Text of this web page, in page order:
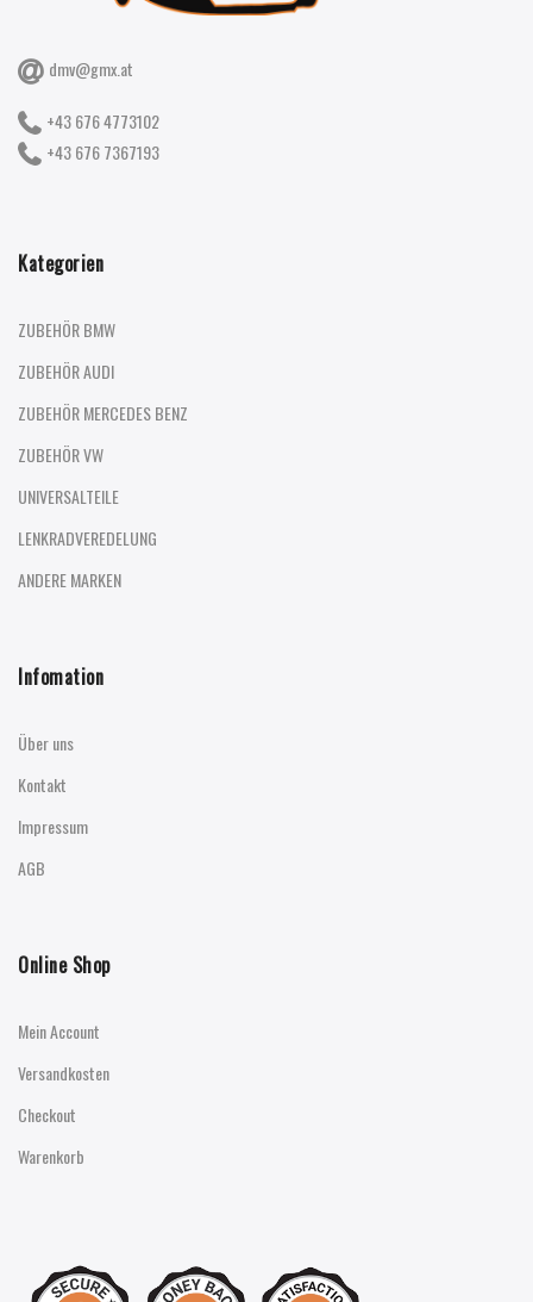
dmv@gmx.at
+43 676 4773102
+43 676 7367193
Kategorien
ZUBEHÖR BMW
ZUBEHÖR AUDI
ZUBEHÖR MERCEDES BENZ
ZUBEHÖR VW
UNIVERSALTEILE
LENKRADVEREDELUNG
ANDERE MARKEN
Infomation
Über uns
Kontakt
Impressum
AGB
Online Shop
Mein Account
Versandkosten
Checkout
Warenkorb